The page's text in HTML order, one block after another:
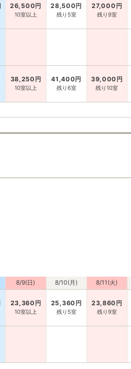
26,500円
10室以上
28,500円
残り5室
27,000 円
残り9室
38,250 円
10室以上
41,400円
残り6室
39,000 円
残り10室
8/9(日) 8/10(月) 8/11(火)
23,360 円
10室以上
25,360 円
残り5室
23,860 円
残り9室